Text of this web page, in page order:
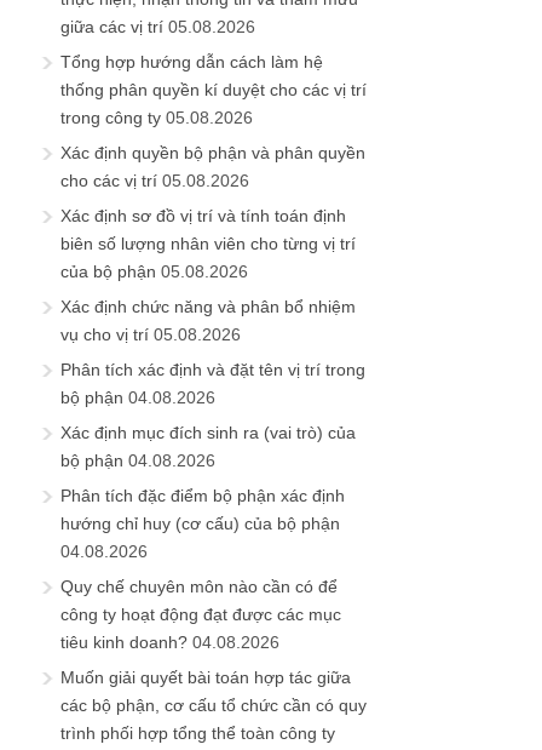
giữa các vị trí 05.08.2026
Tổng hợp hướng dẫn cách làm hệ
thống phân quyền kí duyệt cho các vị trí
trong công ty 05.08.2026
Xác định quyền bộ phận và phân quyền
cho các vị trí 05.08.2026
Xác định sơ đồ vị trí và tính toán định
biên số lượng nhân viên cho từng vị trí
của bộ phận 05.08.2026
Xác định chức năng và phân bổ nhiệm
vụ cho vị trí 05.08.2026
Phân tích xác định và đặt tên vị trí trong
bộ phận 04.08.2026
Xác định mục đích sinh ra (vai trò) của
bộ phận 04.08.2026
Phân tích đặc điểm bộ phận xác định
hướng chỉ huy (cơ cấu) của bộ phận
04.08.2026
Quy chế chuyên môn nào cần có để
công ty hoạt động đạt được các mục
tiêu kinh doanh? 04.08.2026
Muốn giải quyết bài toán hợp tác giữa
các bộ phận, cơ cấu tổ chức cần có quy
trình phối hợp tổng thể toàn công ty